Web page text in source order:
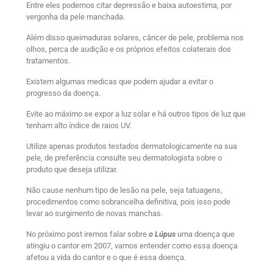
Entre eles podemos citar depressão e baixa autoestima, por
vergonha da pele manchada.
Além disso queimaduras solares, câncer de pele, problema nos
olhos, perca de audição e os próprios efeitos colaterais dos
tratamentos.
Existem algumas medicas que podem ajudar a evitar o
progresso da doença.
Evite ao máximo se expor a luz solar e há outros tipos de luz que
tenham alto índice de raios UV.
Utilize apenas produtos testados dermatologicamente na sua
pele, de preferência consulte seu dermatologista sobre o
produto que deseja utilizar.
Não cause nenhum tipo de lesão na pele, seja tatuagens,
procedimentos como sobrancelha definitiva, pois isso pode
levar ao surgimento de novas manchas.
No próximo post iremos falar sobre o Lúpus uma doença que
atingiu o cantor em 2007, vamos entender como essa doença
afetou a vida do cantor e o que é essa doença.